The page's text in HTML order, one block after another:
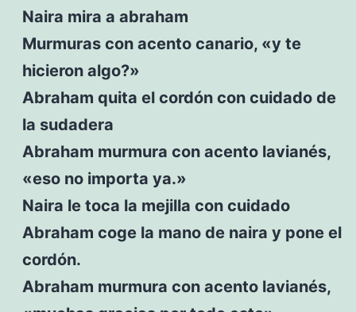
Naira mira a abraham
Murmuras con acento canario, «y te
hicieron algo?»
Abraham quita el cordón con cuidado de
la sudadera
Abraham murmura con acento lavianés,
«eso no importa ya.»
Naira le toca la mejilla con cuidado
Abraham coge la mano de naira y pone el
cordón.
Abraham murmura con acento lavianés,